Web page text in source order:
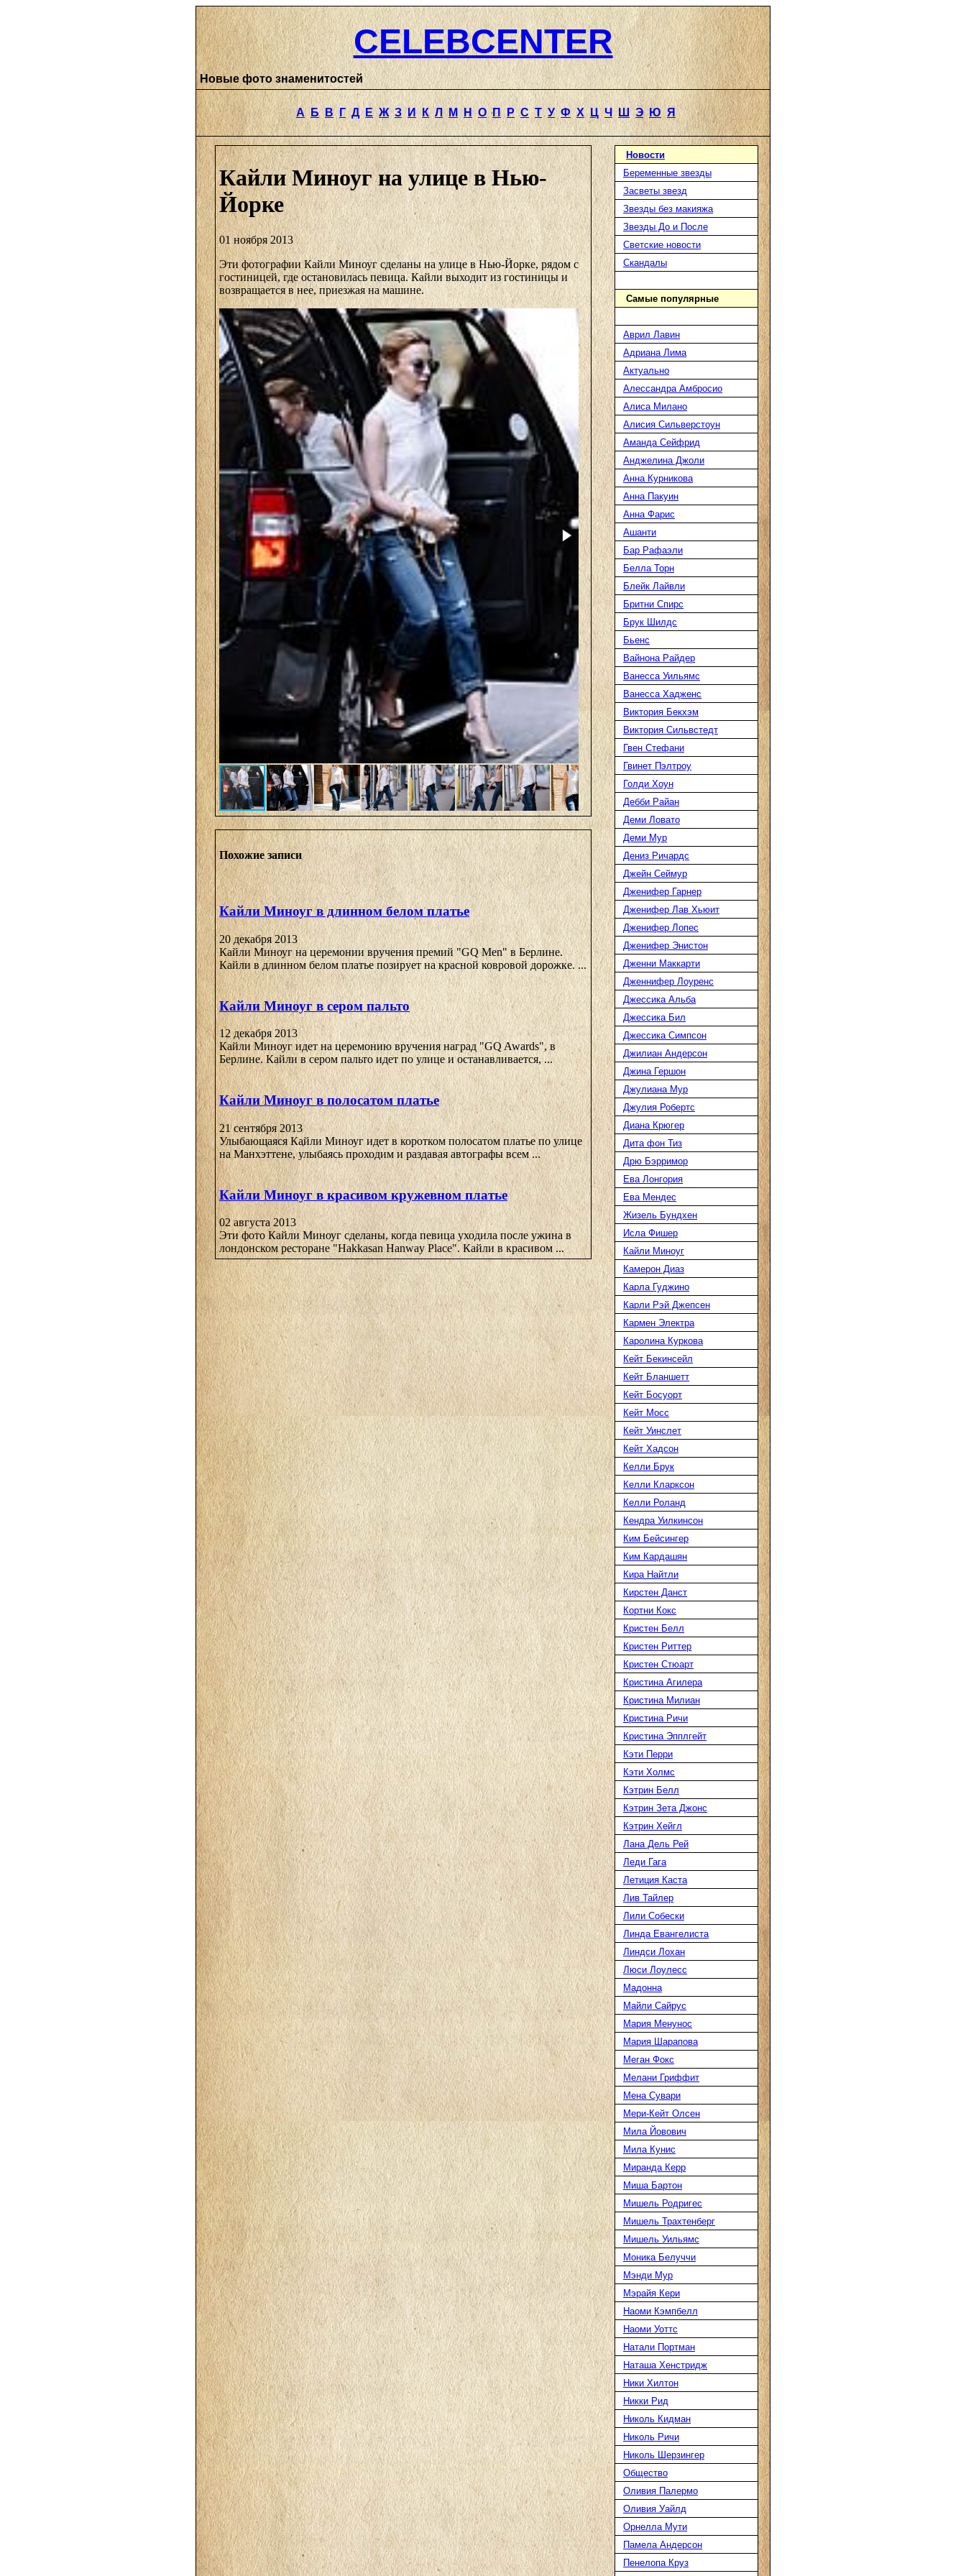
CELEBCENTER
Новые фото знаменитостей
А Б В Г Д Е Ж З И К Л М Н О П Р С Т У Ф Х Ц Ч Ш Э Ю Я
Кайли Миноуг на улице в Нью-
Йорке
01 ноября 2013
Эти фотографии Кайли Миноуг сделаны на улице в Нью-Йорке, рядом с
гостиницей, где остановилась певица. Кайли выходит из гостиницы и
возвращается в нее, приезжая на машине.
Похожие записи
Кайли Миноуг в длинном белом платье
20 декабря 2013
Кайли Миноуг на церемонии вручения премий "GQ Men" в Берлине.
Кайли в длинном белом платье позирует на красной ковровой дорожке. ...
Кайли Миноуг в сером пальто
12 декабря 2013
Кайли Миноуг идет на церемонию вручения наград "GQ Awards", в
Берлине. Кайли в сером пальто идет по улице и останавливается, ...
Кайли Миноуг в полосатом платье
21 сентября 2013
Улыбающаяся Кайли Миноуг идет в коротком полосатом платье по улице
на Манхэттене, улыбаясь проходим и раздавая автографы всем ...
Кайли Миноуг в красивом кружевном платье
02 августа 2013
Эти фото Кайли Миноуг сделаны, когда певица уходила после ужина в
лондонском ресторане "Hakkasan Hanway Place". Кайли в красивом ...
Новости
Беременные звезды
Засветы звезд
Звезды без макияжа
Звезды До и После
Светские новости
Скандалы
Самые популярные
Аврил Лавин
Адриана Лима
Актуально
Алессандра Амбросио
Алиса Милано
Алисия Сильверстоун
Аманда Сейфрид
Анджелина Джоли
Анна Курникова
Анна Пакуин
Анна Фарис
Ашанти
Бар Рафаэли
Белла Торн
Блейк Лайвли
Бритни Спирс
Брук Шилдс
Бьенс
Вайнона Райдер
Ванесса Уильямс
Ванесса Хадженс
Виктория Бекхэм
Виктория Сильвстедт
Гвен Стефани
Гвинет Пэлтроу
Голди Хоун
Дебби Райан
Деми Ловато
Деми Мур
Дениз Ричардс
Джейн Сеймур
Дженифер Гарнер
Дженифер Лав Хьюит
Дженифер Лопес
Дженифер Энистон
Дженни Маккарти
Дженнифер Лоуренс
Джессика Альба
Джессика Бил
Джессика Симпсон
Джилиан Андерсон
Джина Гершон
Джулиана Мур
Джулия Робертс
Диана Крюгер
Дита фон Тиз
Дрю Бэрримор
Ева Лонгория
Ева Мендес
Жизель Бундхен
Исла Фишер
Кайли Миноуг
Камерон Диаз
Карла Гуджино
Карли Рэй Джепсен
Кармен Электра
Каролина Куркова
Кейт Бекинсейл
Кейт Бланшетт
Кейт Босуорт
Кейт Мосс
Кейт Уинслет
Кейт Хадсон
Келли Брук
Келли Кларксон
Келли Роланд
Кендра Уилкинсон
Ким Бейсингер
Ким Кардашян
Кира Найтли
Кирстен Данст
Кортни Кокс
Кристен Белл
Кристен Риттер
Кристен Стюарт
Кристина Агилера
Кристина Милиан
Кристина Ричи
Кристина Эпплгейт
Кэти Перри
Кэти Холмс
Кэтрин Белл
Кэтрин Зета Джонс
Кэтрин Хейгл
Лана Дель Рей
Леди Гага
Летиция Каста
Лив Тайлер
Лили Собески
Линда Евангелиста
Линдси Лохан
Люси Лоулесс
Мадонна
Майли Сайрус
Мария Менунос
Мария Шарапова
Меган Фокс
Мелани Гриффит
Мена Сувари
Мери-Кейт Олсен
Мила Йовович
Мила Кунис
Миранда Керр
Миша Бартон
Мишель Родригес
Мишель Трахтенберг
Мишель Уильямс
Моника Белуччи
Мэнди Мур
Мэрайя Кери
Наоми Кэмпбелл
Наоми Уоттс
Натали Портман
Наташа Хенстридж
Ники Хилтон
Никки Рид
Николь Кидман
Николь Ричи
Николь Шерзингер
Общество
Оливия Палермо
Оливия Уайлд
Орнелла Мути
Памела Андерсон
Пенелопа Круз